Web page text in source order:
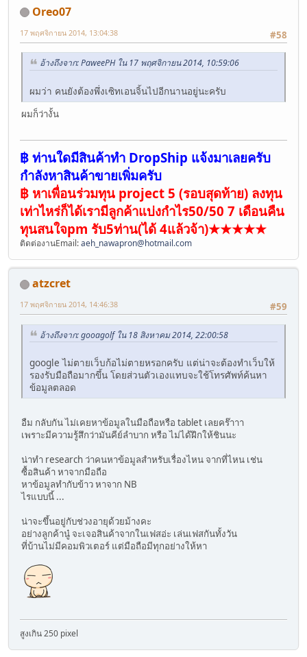
Oreo07
#58
17 พฤศจิกายน 2014, 13:04:38
อ้างถึงจาก: PaweePH ใน 17 พฤศจิกายน 2014, 10:59:06
ผมว่า คนยังต้องพึ่งเซิทเอนจิ้นไปอีกนานอยู่นะครับ
ผมก็ว่างั้น
฿ ท่านใดมีสินค้าทำ DropShip แจ้งมาเลยครับ
กำลังหาสินค้าขายเพิ่มครับ
฿ หาเพื่อนร่วมทุน project 5 (รอบสุดท้าย) ลงทุน
เท่าไหร่ก็ได้เรามีลูกค้าแบ่งกำไร50/50 7 เดือนคืน
ทุนสนใจpm รับ5ท่าน(ได้ 4แล้วจ้า)★★★★★
ติดต่องานEmail:aeh_nawapron@hotmail.com
atzcret
#59
17 พฤศจิกายน 2014, 14:46:38
อ้างถึงจาก: gooagolf ใน 18 สิงหาคม 2014, 22:00:58
google ไม่ตายเว็บก้อไม่ตายหรอกครับ แต่น่าจะต้องทำเว็บให้
รองรับมือถือมากขึ้น โดยส่วนตัวเองแทบจะใช้โทรศัพท์ค้นหา
ข้อมูลตลอด
อืม กลับกัน ไม่เคยหาข้อมูลในมือถือหรือ tablet เลยคร๊าาา
เพราะมีความรู้สึกว่ามันคีย์ลำบาก หรือ ไม่ได้ฝึกให้ชินนะ
น่าทำ research ว่าคนหาข้อมูลสำหรับเรื่องไหน จากที่ไหน เช่น
ซื้อสินค้า หาจากมือถือ
หาข้อมูลทำกับข้าว หาจาก NB
ไรแบบนี้ ...
น่าจะขึ้นอยู่กับช่วงอายุด้วยม้างคะ
อย่างลูกค้านู๋ จะเจอสินค้าจากในเฟสอ่ะ เล่นเฟสกันทั้งวัน
ที่บ้านไม่มีคอมพิวเตอร์ แต่มือถือมีทุกอย่างให้หา
สูงเกิน 250 pixel